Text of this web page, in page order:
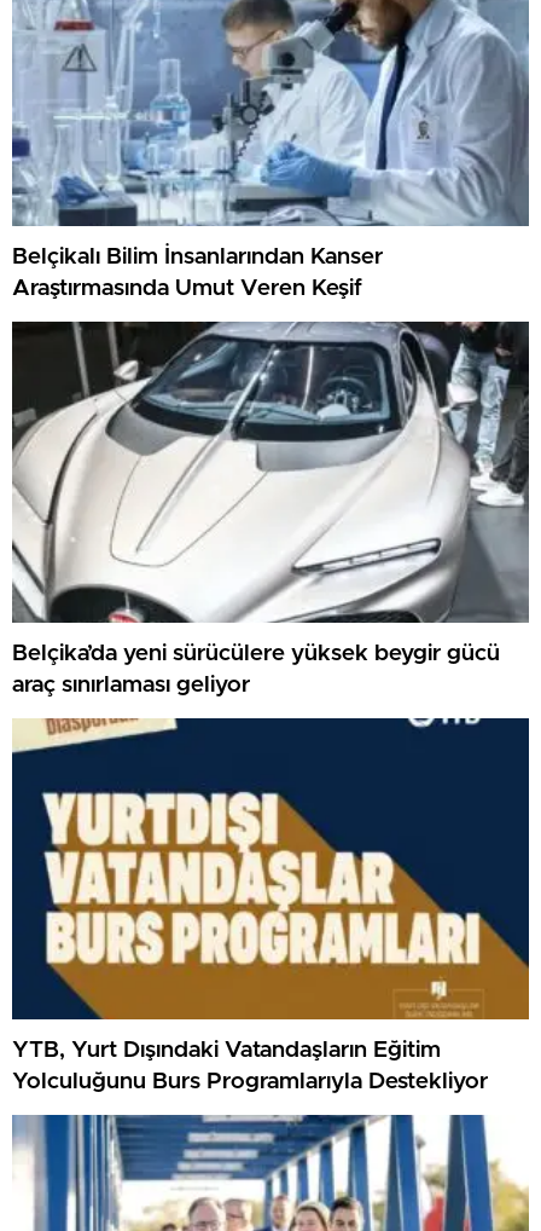
Belçikalı Bilim İnsanlarından Kanser
Araştırmasında Umut Veren Keşif
Belçika’da yeni sürücülere yüksek beygir gücü
araç sınırlaması geliyor
YTB, Yurt Dışındaki Vatandaşların Eğitim
Yolculuğunu Burs Programlarıyla Destekliyor